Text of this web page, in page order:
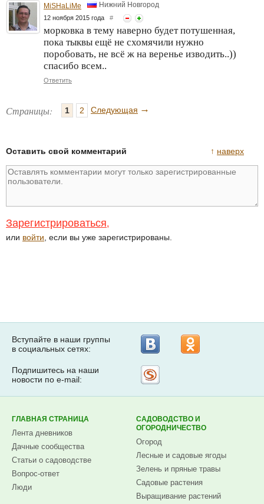
MiSHaLiMe Нижний Новгород
12 ноября 2015 года #
морковка в тему наверно будет потушенная,
пока тыквы ещё не схомячили нужно
поробовать, не всё ж на веренье изводить..))
спасибо всем..
Ответить
Страницы: 1 2 Следующая →
↑ наверх
Оставить свой комментарий
Зарегистрироваться,
или войти , если вы уже зарегистрированы.
Вступайте в наши группы
в социальных сетях:
Подпишитесь на наши
новости по e-mail:
ГЛАВНАЯ СТРАНИЦА
Лента дневников
Дачные сообщества
Статьи о садоводстве
Вопрос-ответ
Люди
САДОВОДСТВО И
ОГОРОДНИЧЕСТВО
Огород
Лесные и садовые ягоды
Зелень и пряные травы
Садовые растения
Выращивание растений